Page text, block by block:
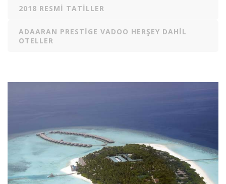
2018 RESMI TATILLER
ADAARAN PRESTIGE VADOO HERŞEY DAHIL
OTELLER